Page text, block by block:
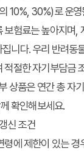
10%, 30%)로 운
보험료는 높아지며,
니다. 우리 반려동
절한 자기부담금
상품은 연간 총 자
확인해보세요.
신 조건
령에 제한이 있는 경